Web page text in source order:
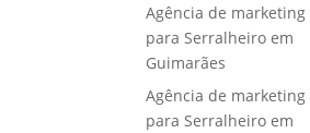
Agência de
para Serralheiro em
Guimarães
Agência de
para Serralheiro em